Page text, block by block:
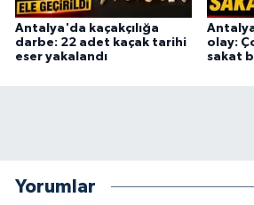
Antalya'da kaçakçılığa
darbe: 22 adet kaçak tarihi
eser yakalandı
olay:
sakat
Yorumlar